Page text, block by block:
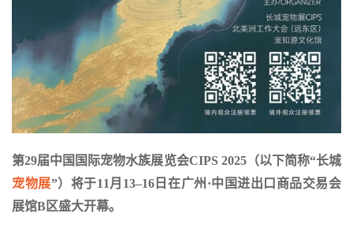
第29届中国国际宠物水族展览会CIPS 2025（以下简称“长城
宠物展”）将于11月13–16日在广州·中国进出口商品交易会
展馆B区盛大开幕。